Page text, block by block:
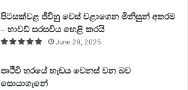
පිටසක්වළ ජීවීහු වෙස් වළාගෙන මිනිසුන් අතරම
– හාවඩ් සරසවිය හෙළි කරයි
June 29, 2025
පෘථිවි හරයේ හැඩය වෙනස් වන බව
සොයාගැනේ